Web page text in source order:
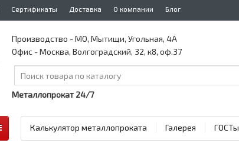
Сертификаты Доставка О компании Блог
Производство - МО, Мытищи, Угольная, 4А
Офис - Москва, Волгоградский, 32, к8, оф.37
Металлопрокат 24/7
Калькулятор металлопроката Галерея ГОСТы